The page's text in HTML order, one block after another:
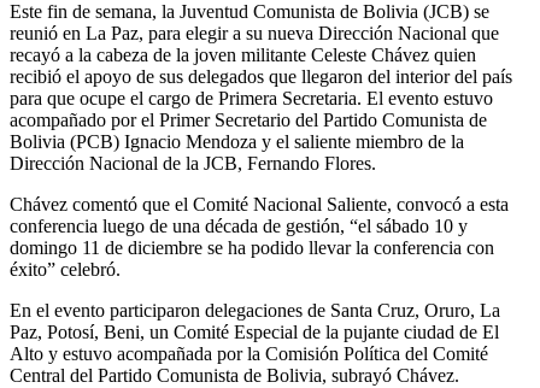
Este fin de semana, la Juventud Comunista de Bolivia (JCB) se
reunió en La Paz, para elegir a su nueva Dirección Nacional que
recayó a la cabeza de la joven militante Celeste Chávez quien
recibió el apoyo de sus delegados que llegaron del interior del país
para que ocupe el cargo de Primera Secretaria. El evento estuvo
acompañado por el Primer Secretario del Partido Comunista de
Bolivia (PCB) Ignacio Mendoza y el saliente miembro de la
Dirección Nacional de la JCB, Fernando Flores.
Chávez comentó que el Comité Nacional Saliente, convocó a esta
conferencia luego de una década de gestión, “el sábado 10 y
domingo 11 de diciembre se ha podido llevar la conferencia con
éxito” celebró.
En el evento participaron delegaciones de Santa Cruz, Oruro, La
Paz, Potosí, Beni, un Comité Especial de la pujante ciudad de El
Alto y estuvo acompañada por la Comisión Política del Comité
Central del Partido Comunista de Bolivia, subrayó Chávez.